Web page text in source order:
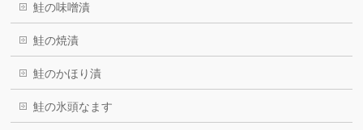
鮭の味噌漬
鮭の焼漬
鮭のかほり漬
鮭の氷頭なます